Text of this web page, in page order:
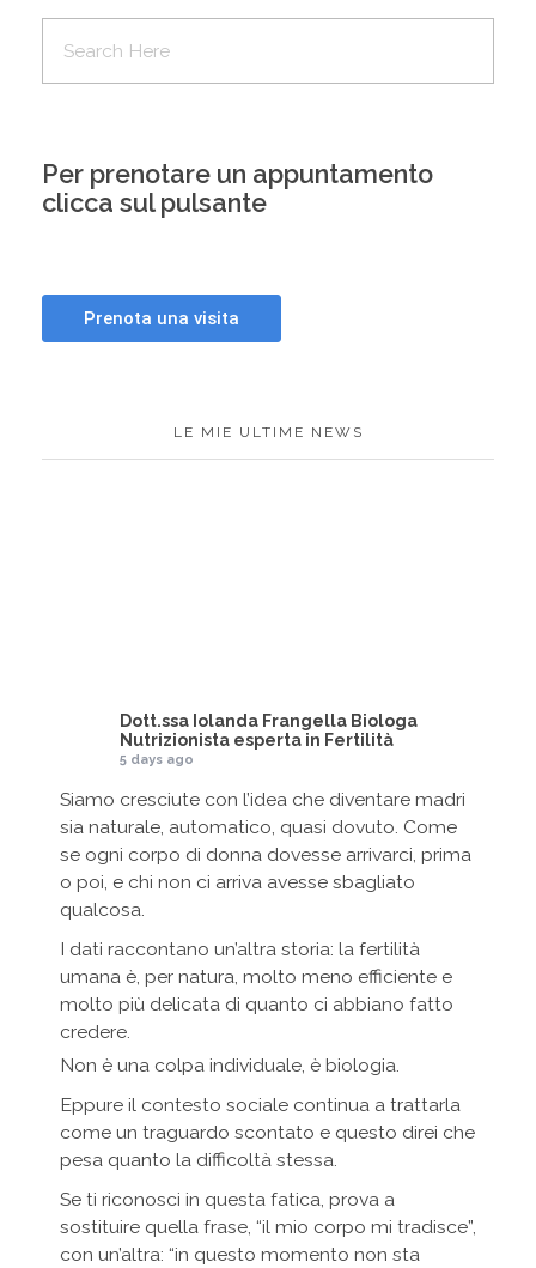
Per prenotare un appuntamento
clicca sul pulsante
LE MIE ULTIME NEWS
Dott.ssa Iolanda Frangella Biologa
Nutrizionista esperta in Fertilità
5 days ago
Siamo cresciute con l’idea che diventare madri
sia naturale, automatico, quasi dovuto. Come
se ogni corpo di donna dovesse arrivarci, prima
o poi, e chi non ci arriva avesse sbagliato
qualcosa.
I dati raccontano un’altra storia: la fertilità
umana è, per natura, molto meno efficiente e
molto più delicata di quanto ci abbiano fatto
credere.
Non è una colpa individuale, è biologia.
Eppure il contesto sociale continua a trattarla
come un traguardo scontato e questo direi che
pesa quanto la difficoltà stessa.
Se ti riconosci in questa fatica, prova a
sostituire quella frase, “il mio corpo mi tradisce”,
con un’altra: “in questo momento non sta